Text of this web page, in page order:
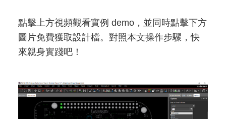
點擊上方視頻觀看實例 demo，並同時點擊下方
圖片免費獲取設計檔。對照本文操作步驟，快
來親身實踐吧！